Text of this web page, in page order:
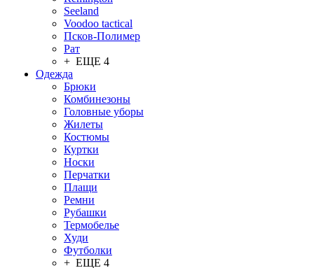
Seeland
Voodoo tactical
Псков-Полимер
Рат
+ ЕЩЕ 4
Одежда
Брюки
Комбинезоны
Головные уборы
Жилеты
Костюмы
Куртки
Носки
Перчатки
Плащи
Ремни
Рубашки
Термобелье
Худи
Футболки
+ ЕЩЕ 4